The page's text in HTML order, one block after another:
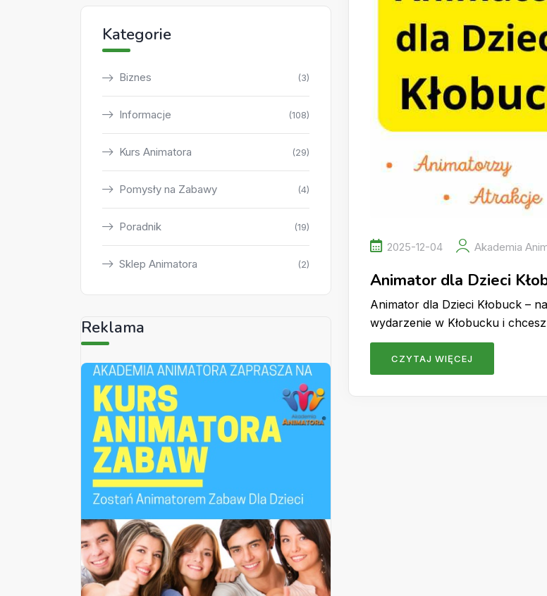
2025-12-04 Akademia
Animator dla Dzieci
Animator dla Dzieci Kłobuck –
wydarzenie w Kłobucku i
CZYTAJ WIĘCEJ
Kategorie
Biznes (3)
Informacje (108)
Kurs Animatora (29)
Pomysły na Zabawy (4)
Poradnik (19)
Sklep Animatora (2)
Reklama